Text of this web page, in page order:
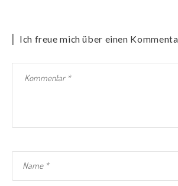
Ich freue mich über einen